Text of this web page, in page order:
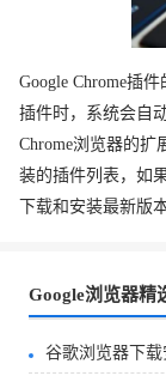
Google Chrome插
插件时，系统会自
Chrome浏览器的
装的插件列表，如
下载和安装最新版本
Google浏览器精
谷歌浏览器下